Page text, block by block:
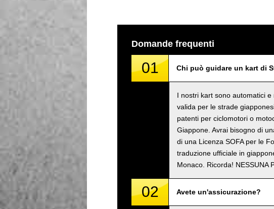
Domande frequenti
01 Chi può guidare un kart di
I nostri kart sono automatici
valida per le strade
patenti per ciclomotori o
Giappone. Avrai bisogno di
di una Licenza SOFA per le
traduzione ufficiale in
Monaco. Ricorda! NESSUNA
02 Avete un'assicurazione?